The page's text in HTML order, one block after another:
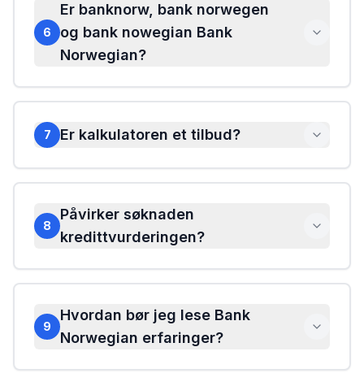
6
Er banknorw, bank norwegen
og bank nowegian Bank
Norwegian?
7 Er kalkulatoren et tilbud?
8
Påvirker søknaden
kredittvurderingen?
9
Hvordan bør jeg lese Bank
Norwegian erfaringer?